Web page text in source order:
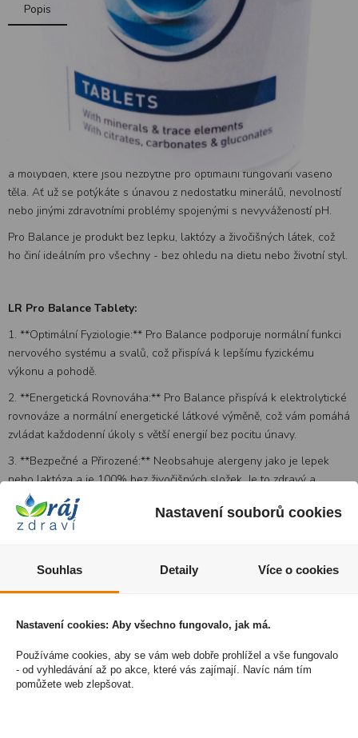
Popis
LR Pro Balance Tablety:zásaditý doplněk stravy s minerálními
látkami a stopovými prvky . Pro Balance je speciálně navržen k
podpoře acidobazické rovnováhy vašeho těla, která je základním
stavebním kamenem zdraví a vitality.
Jedinečný přípravek LR Pro Balance je bohatý na klíčové alkalické
a molybden, které jsou nezbytné pro optimální fungování vašeho
těla. Ať už se potýkáte s únavou z nedostatku minerálů, nevolností
nebo jinými zdravotními problémy spojenými s nevyvážeností pH.
Pro Balance je produkt bez lepku, laktózy a živočišných látek, což
ho činí ideálním pro všechny - bez ohledu na dietu nebo životní styl.
LR Pro Balance Tablety:
1. **Optimální Fyziologie:** Pro Balance podporuje normální funkci
nervového systému a svalů, což přispívá k lepšímu fyzickému
výkonu a pohodě.
2. **Energetická Rovnováha:** Pro Balance přispívá k elektrolytické
rovnováze a normální energetické látkové výměně, což vám pomáhá
zvládat každodenní úkoly s větší energií bez pocitu únavy.
3. **Bezpečné a Přirozené:** Neobsahuje alergeny jako je lepek
nebo laktóza a je 100% bez živočišných složek. Je to zdravý a
přirozený způsob, jak podpořit svůj zdravotní stav.
4. **Bohatý na Minerály:** S vysoce koncentrovanými dávkami
5. **Vstřebatelnost:** Pro Balance je bohatý na široké spektrum
90 %.
Nastavení souborů cookies
Souhlas Detaily Více o cookies
Nastavení cookies: Aby všechno fungovalo, jak má.
Používáme cookies, aby se vám web dobře prohlížel a vše fungovalo
- od vyhledávání až po akce, které vás zajímají. Navíc nám tím
pomůžete web zlepšovat.